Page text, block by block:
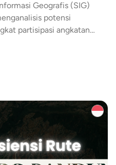
Di Kota Tasikmalaya
Geografis (SIG)
potensi
partisipasi angkatan
terdapat 2.619 pencari
menunjukkan adanya
distribusi kerja.
faktor-faktor seperti
perencanaan
industri/UMKM, serta
kerja di Kota